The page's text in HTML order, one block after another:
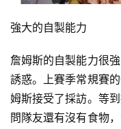
健
身
視
頻
強大的自製能力
詹姆斯的自製能力很
誘惑。上賽季常規賽
姆斯接受了採訪。等
問隊友還有沒有食物